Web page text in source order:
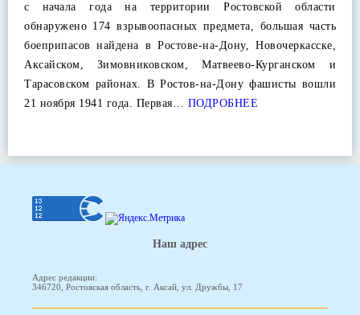
с начала года на территории Ростовской области
обнаружено 174 взрывоопасных предмета, большая часть
боеприпасов найдена в Ростове-на-Дону, Новочеркасске,
Аксайском, Зимовниковском, Матвеево-Курганском и
Тарасовском районах. В Ростов-на-Дону фашисты вошли
21 ноября 1941 года. Первая… ПОДРОБНЕЕ
Наш адрес
Адрес редакции:
346720, Ростовская область, г. Аксай, ул. Дружбы, 17